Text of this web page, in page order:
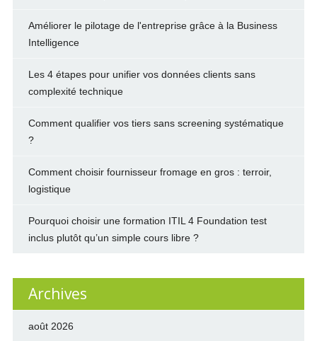
Améliorer le pilotage de l'entreprise grâce à la Business
Intelligence
Les 4 étapes pour unifier vos données clients sans
complexité technique
Comment qualifier vos tiers sans screening systématique
?
Comment choisir fournisseur fromage en gros : terroir,
logistique
Pourquoi choisir une formation ITIL 4 Foundation test
inclus plutôt qu’un simple cours libre ?
Archives
août 2026